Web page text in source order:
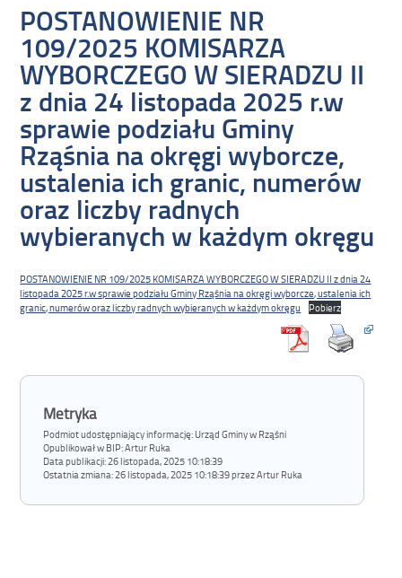
POSTANOWIENIE NR
109/2025 KOMISARZA
WYBORCZEGO W SIERADZU II
z dnia 24 listopada 2025 r.w
sprawie podziału Gminy
Rząśnia na okręgi wyborcze,
ustalenia ich granic, numerów
oraz liczby radnych
wybieranych w każdym okręgu
POSTANOWIENIE NR 109/2025 KOMISARZA WYBORCZEGO W SIERADZU II z dnia 24
listopada 2025 r.w sprawie podziału Gminy Rząśnia na okręgi wyborcze, ustalenia ich
granic, numerów oraz liczby radnych wybieranych w każdym okręgu
Pobierz
Metryka
Podmiot udostępniający informację: Urząd Gminy w Rząśni
Opublikował w BIP:Artur Ruka
Data publikacji:26 listopada, 2025 10:18:39
Ostatnia zmiana:26 listopada, 2025 10:18:39 przez Artur Ruka